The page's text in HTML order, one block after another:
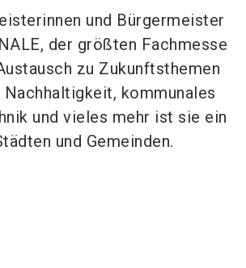
und Bürgermeister
der größten Fachmesse
zu Zukunftsthemen
kommunales
und vieles mehr ist sie ein
und Gemeinden.